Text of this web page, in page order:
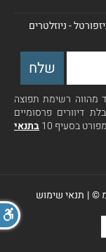
- ניוזלטרים
מהווה רשימת תפוצה
דיוורים פרסומיים
בסעיף 10
בתנאי
©
| תנאי שימוש